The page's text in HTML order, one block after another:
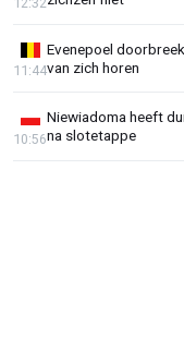
Evenepoel
van zich horen
11:44
Niewiadoma heeft
na slotetappe
10:56